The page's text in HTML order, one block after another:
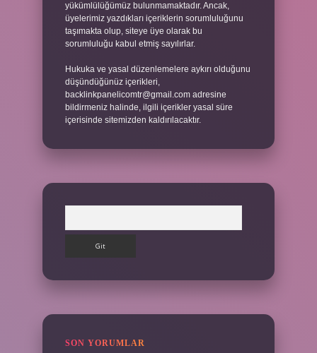
yükümlülüğümüz bulunmamaktadır. Ancak,
üyelerimiz yazdıkları içeriklerin sorumluluğunu
taşımakta olup, siteye üye olarak bu
sorumluluğu kabul etmiş sayılırlar.
Hukuka ve yasal düzenlemelere aykırı olduğunu
düşündüğünüz içerikleri,
backlinkpanelicomtr@gmail.com adresine
bildirmeniz halinde, ilgili içerikler yasal süre
içerisinde sitemizden kaldırılacaktır.
SON YORUMLAR